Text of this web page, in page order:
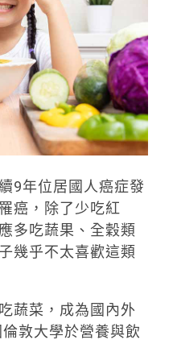
9年位居國人癌症發
癌，除了少吃紅
多吃蔬果、全穀類
幾乎不太喜歡這類
蔬菜，成為國內外
敦大學於營養與飲